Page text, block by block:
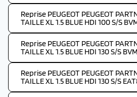
Reprise PEUGEOT PEUGEOT
TAILLE XL 1.5 BLUE HDI 100 S/S
Reprise PEUGEOT PEUGEOT
TAILLE XL 1.5 BLUE HDI 130 S/S
Reprise PEUGEOT PEUGEOT
TAILLE XL 1.5 BLUE HDI 130 S/S